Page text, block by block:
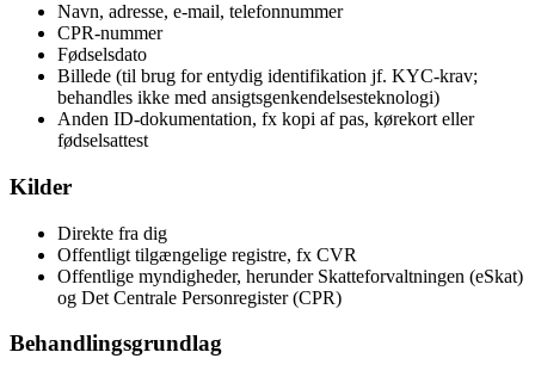
Navn, adresse, e-mail, telefonnummer
CPR-nummer
Fødselsdato
Billede (til brug for entydig identifikation jf. KYC-krav;
behandles ikke med ansigtsgenkendelsesteknologi)
Anden ID-dokumentation, fx kopi af pas, kørekort eller
fødselsattest
Kilder
Direkte fra dig
Offentligt tilgængelige registre, fx CVR
Offentlige myndigheder, herunder Skatteforvaltningen (eSkat)
og Det Centrale Personregister (CPR)
Behandlingsgrundlag